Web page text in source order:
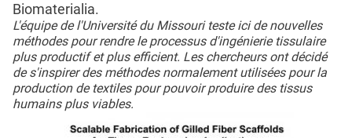
Biomaterialia.
L'équipe de l'Université du Missouri teste ici de nouvelles
méthodes pour rendre le processus d'ingénierie tissulaire
plus productif et plus efficient. Les chercheurs ont décidé
de s'inspirer des méthodes normalement utilisées pour la
production de textiles pour pouvoir produire des tissus
humains plus viables.